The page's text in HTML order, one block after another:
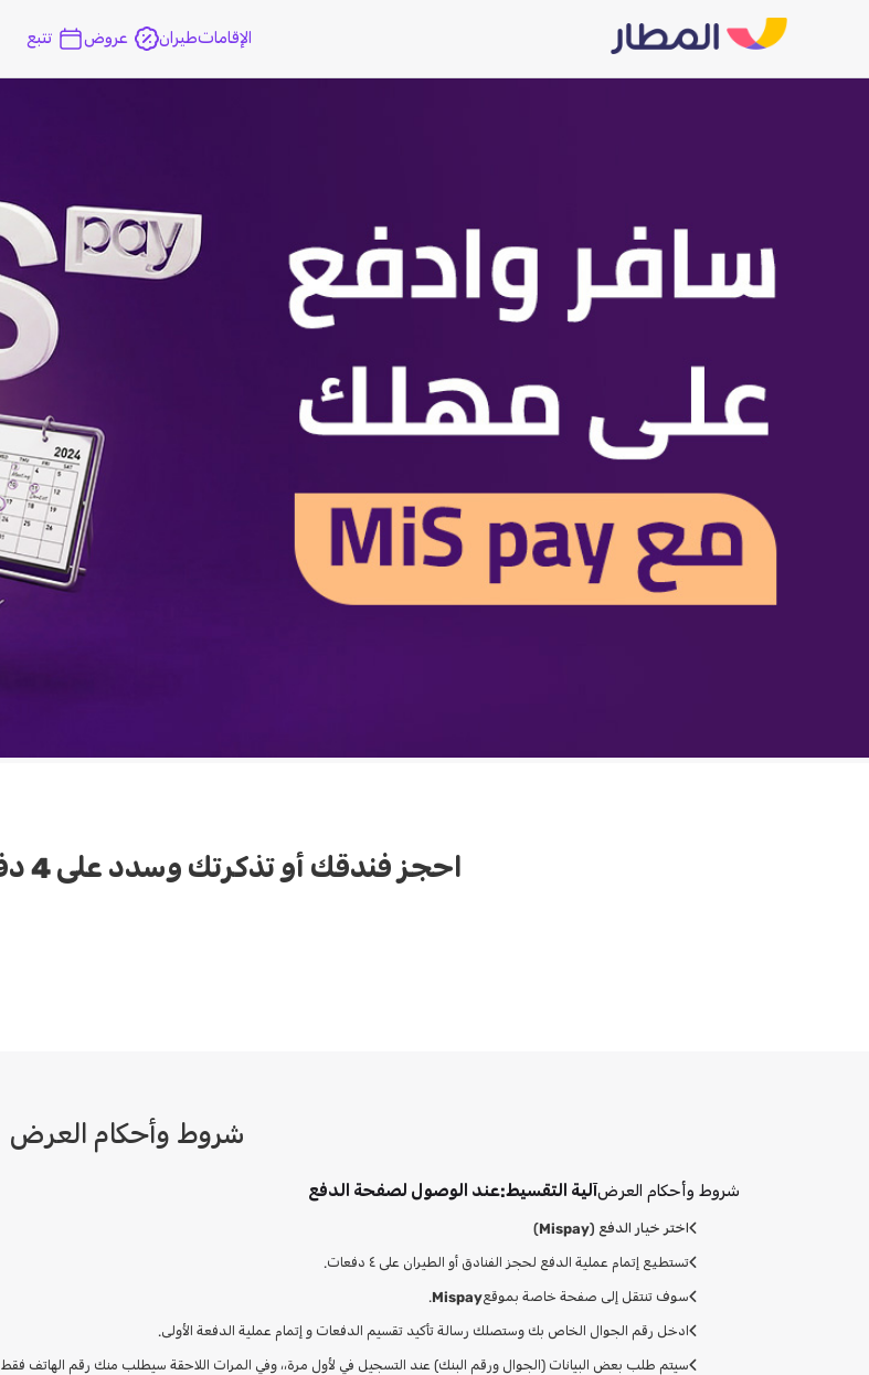
الإقاماتطيران عروض تتبع
احجز فندقك أو تذكرتك وسدد على 4 دفعات مع Mispay
شروط وأحكام العرض
شروط وأحكام العرضآلية التقسيط:عند الوصول لصفحة الدفع
اختر خيار الدفع (Mispay
)
تستطيع إتمام عملية الدفع لحجز الفنادق أو الطيران على ٤ دفعات.
سوف تنتقل إلى صفحة خاصة بموقعMispay
.
ادخل رقم الجوال الخاص بك وستصلك رسالة تأكيد تقسيم الدفعات و إتمام عملية الدفعة الأولى.
سيتم طلب بعض البيانات (الجوال ورقم البنك) عند التسجيل في لأول مرة،، وفي المرات اللاحقة سيطلب منك رقم الهاتف فقط